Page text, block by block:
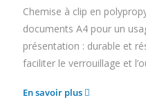
Chemise à clip en
documents A4 pour un
présentation : durable et
faciliter le verrouillage et
En savoir plus